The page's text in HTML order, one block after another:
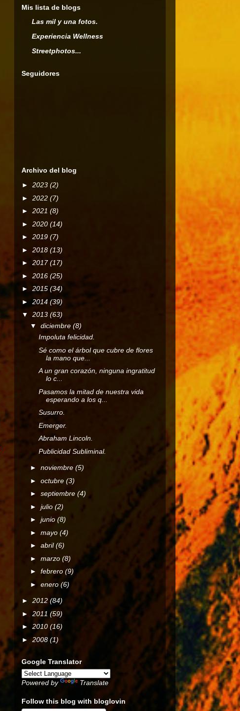
Mis lista de blogs
Las mil y una fotos.
Experiencia Wellness
Streetphotos...
Seguidores
Archivo del blog
► 2023 (2)
► 2022 (7)
► 2021 (8)
► 2020 (14)
► 2019 (7)
► 2018 (13)
► 2017(17)
► 2016 (25)
► 2015 (34)
► 2014 (39)
▼ 2013 (63)
▼ diciembre (8)
Impoluta felicidad.
Sé como el árbol que cubre de flores
la mano que...
A un gran corazón, ninguna ingratitud
lo c...
Pasamos la mitad de nuestra vida
esperando a los q...
Susurro.
Emerger.
Abraham Lincoln.
Publicidad Subliminal.
► noviembre (5)
► octubre (3)
► septiembre (4)
► julio (2)
► junio (8)
► mayo (4)
► abril(6)
► marzo (8)
► febrero (9)
► enero (6)
► 2012 (84)
► 2011 (59)
► 2010 (16)
►2008 (1)
Google Translator
Powered by Translate
Follow this blog with bloglovin